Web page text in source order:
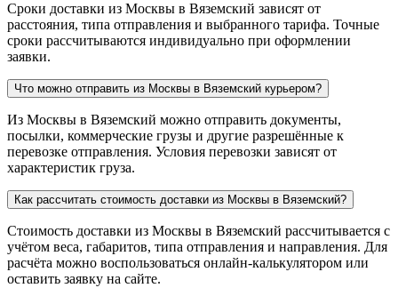
Сроки доставки из Москвы в Вяземский зависят от
расстояния, типа отправления и выбранного тарифа. Точные
сроки рассчитываются индивидуально при оформлении
заявки.
Что можно отправить из Москвы в Вяземский курьером?
Из Москвы в Вяземский можно отправить документы,
посылки, коммерческие грузы и другие разрешённые к
перевозке отправления. Условия перевозки зависят от
характеристик груза.
Как рассчитать стоимость доставки из Москвы в Вяземский?
Стоимость доставки из Москвы в Вяземский рассчитывается с
учётом веса, габаритов, типа отправления и направления. Для
расчёта можно воспользоваться онлайн-калькулятором или
оставить заявку на сайте.